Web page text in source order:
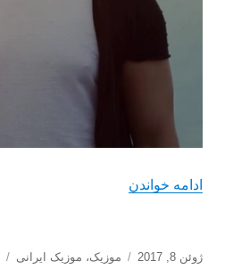
ادامه خواندن
ارسال
ژوئن 8, 2017 دسته‌ها
موزیک، موزیک ایرانی